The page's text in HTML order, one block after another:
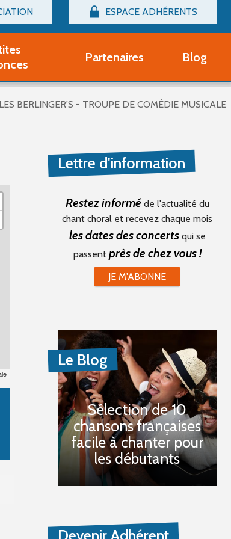
Groupe Vocal
Partenaire
Découverte
ESPACE ADHÉRENTS
Connexion
Partenaires Blog
LES BERLINGER'S - TROUPE DE COMÉDIE MUSICALE
Lettre d'information
Restez informé de l'actualité du
chant choral et recevez chaque mois
les dates des concertsqui se
passent près de chez vous !
JE M'ABONNE
Le Blog
Sélection de 10
chansons françaises
facile à chanter pour
les débutants
Devenir Adhérent